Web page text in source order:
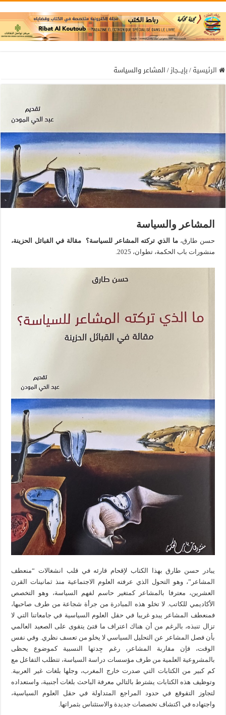
الرئيسية/بإيـــجاز/المشاعر والسياسة
المشاعر والسياسة
حسن طارق،ما الذي تركته المشاعر للسياسة؟ مقالة في القبائل الحزينة،
منشورات باب الحكمة، تطوان، 2025.
يبادر حسن طارق بهذا الكتاب لإقحام قارئه في قلب انشغالات “منعطف
المشاعر”، وهو التحول الذي عرفته العلوم الاجتماعية منذ ثمانينات القرن
العشرين، معترفا بالمشاعر كمتغير حاسم لفهم السياسة، وهو التخصص
الأكاديمي للكاتب. لا تخلو هذه المبادرة من جرأة شجاعة من طرف صاحبها،
فمنعطف المشاعر يبدو غريبا في حقل العلوم السياسية في جامعاتنا التي لا
تزال تنبذه، بالرغم من أن هناك اعتراف ما فتئ يتقوى على الصعيد العالمي
بأن فصل المشاعر عن التحليل السياسي لا يخلو من تعسف نظري. وفي نفس
الوقت، فإن مقاربة المشاعر، رغم جِدتها النسبية كموضوع يحظى
بالمشروعية العلمية من طرف مؤسسات دراسة السياسة، تتطلب التفاعل مع
كم كبير من الكتابات التي صدرت خارج المغرب، وجلها بلغات غير العربية.
وتوظيف هذه الكتابات يشترط بالتالي معرفة الباحث بلغات أجنبية، واستعداده
لتجاوز التقوقع في حدود المراجع المتداولة في حقل العلوم السياسية،
واجتهاده في اكتشاف تخصصات جديدة والاستئناس بثمراتها.